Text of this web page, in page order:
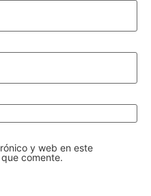
y web en este
comente.